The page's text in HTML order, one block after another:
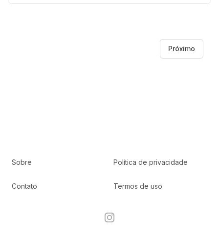
Próximo
Sobre
Contato
Política de privacidade
Termos de uso
Instagram